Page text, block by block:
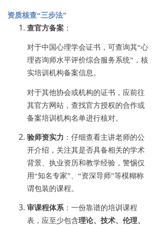
资质核查“三步法”
查官方备案 ：
对于中国心理学会证书，可查询其“心
理咨询师水平评价综合服务系统”，核
实培训机构备案信息。
对于其他协会或机构的证书，应前往
其官方网站，查找官方授权的合作或
备案培训机构名单进行核对。
验师资实力 ：仔细查看主讲老师的公
开介绍，关注其是否具备相关的学术
背景、执业资历和教学经验，警惕仅
用“知名专家”、“资深导师”等模糊称
谓包装的课程。
审课程体系：一份靠谱的培训课程
表，应至少包含理论、技术、伦理、